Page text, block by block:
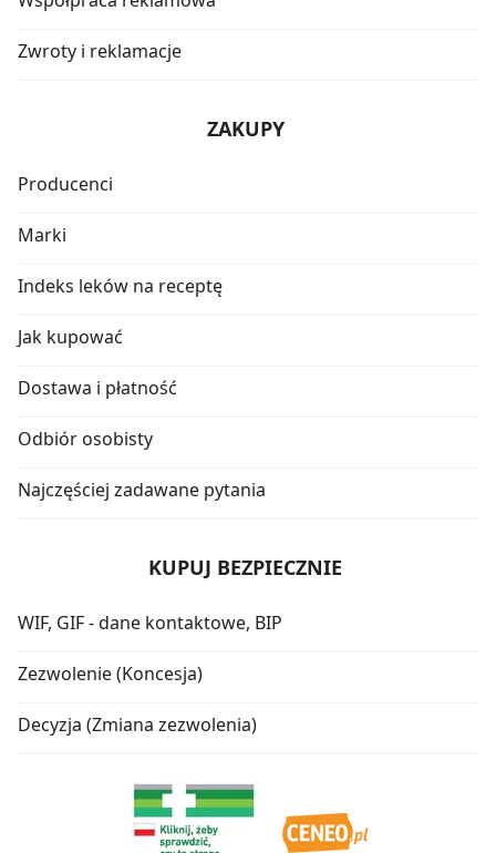
Zwroty i reklamacje
ZAKUPY
Producenci
Marki
Indeks leków na receptę
Jak kupować
Dostawa i płatność
Odbiór osobisty
Najczęściej zadawane pytania
KUPUJ BEZPIECZNIE
WIF, GIF - dane kontaktowe, BIP
Zezwolenie (Koncesja)
Decyzja (Zmiana zezwolenia)